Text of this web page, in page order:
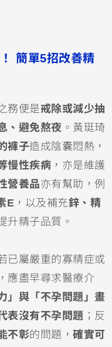
簡單5招改善精
務便是戒除或減少抽
、避免熬夜 。黃珽琦
褲子造成陰囊悶熱，
慢性疾病 ，亦是維護
營養品亦有幫助，例
E ，以及補充鋅、精
升精子品質。
已屬嚴重的寡精症或
應盡早尋求醫療介
」與「不孕問題」畫
表沒有不孕問題 ；反
不彰的問題，確實可